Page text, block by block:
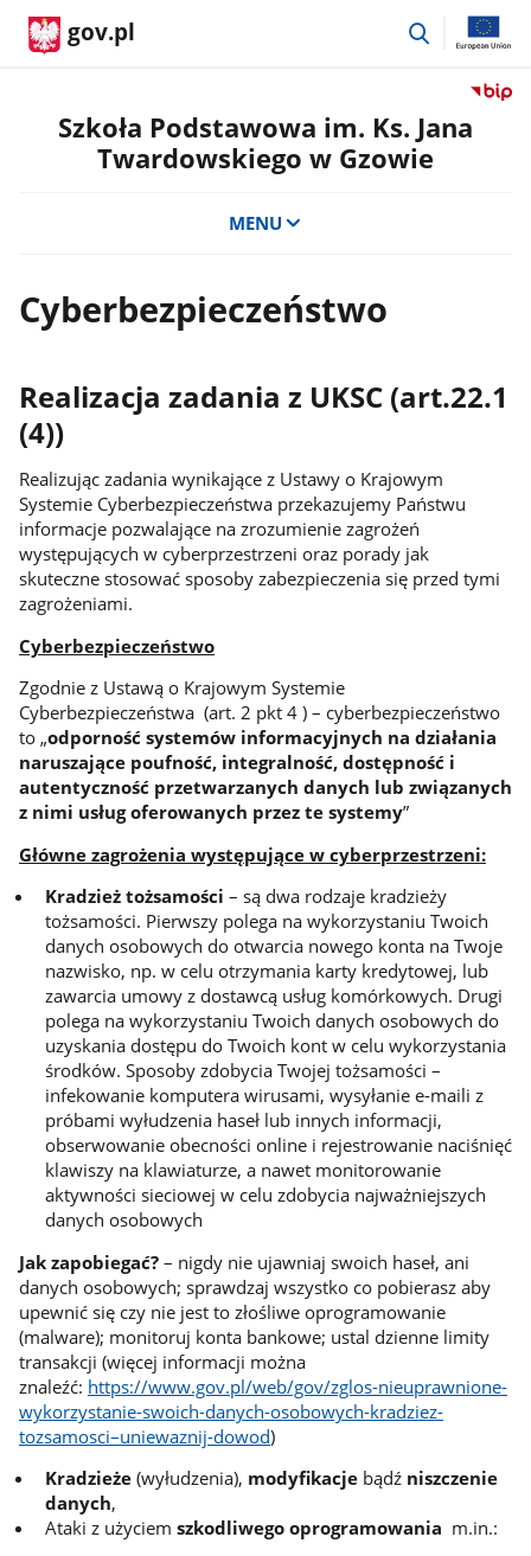
gov.pl
przejdź
Przejdź
do
w
Szkoła Podstawowa im. Ks. Jana
Twardowskiego w Gzowie
MENU
Cyberbezpieczeństwo
Realizacja zadania z UKSC (art.22.1
(4))
Realizując zadania wynikające z Ustawy o Krajowym
Systemie Cyberbezpieczeństwa przekazujemy Państwu
informacje pozwalające na zrozumienie zagrożeń
występujących w cyberprzestrzeni oraz porady jak
skuteczne stosować sposoby zabezpieczenia się przed tymi
zagrożeniami.
Cyberbezpieczeństwo
Zgodnie z Ustawą o Krajowym Systemie
Cyberbezpieczeństwa (art. 2 pkt 4 ) – cyberbezpieczeństwo
to „odporność systemów informacyjnych na działania
naruszające poufność, integralność, dostępność i
autentyczność przetwarzanych danych lub związanych
z nimi usług oferowanych przez te systemy”
Główne zagrożenia występujące w cyberprzestrzeni:
Kradzież tożsamości – są dwa rodzaje kradzieży
tożsamości. Pierwszy polega na wykorzystaniu Twoich
danych osobowych do otwarcia nowego konta na Twoje
nazwisko, np. w celu otrzymania karty kredytowej, lub
zawarcia umowy z dostawcą usług komórkowych. Drugi
polega na wykorzystaniu Twoich danych osobowych do
uzyskania dostępu do Twoich kont w celu wykorzystania
środków. Sposoby zdobycia Twojej tożsamości –
infekowanie komputera wirusami, wysyłanie e-maili z
próbami wyłudzenia haseł lub innych informacji,
obserwowanie obecności online i rejestrowanie naciśnięć
klawiszy na klawiaturze, a nawet monitorowanie
aktywności sieciowej w celu zdobycia najważniejszych
danych osobowych
Jak zapobiegać?– nigdy nie ujawniaj swoich haseł, ani
danych osobowych; sprawdzaj wszystko co pobierasz aby
upewnić się czy nie jest to złośliwe oprogramowanie
(malware); monitoruj konta bankowe; ustal dzienne limity
transakcji (więcej informacji można
znaleźć: https://www.gov.pl/web/gov/zglos-nieuprawnione-
wykorzystanie-swoich-danych-osobowych-kradziez-
tozsamosci–uniewaznij-dowod)
Kradzieże (wyłudzenia), modyfikacjebądź niszczenie
danych,
Ataki z użyciem szkodliwego oprogramowania m.in.: